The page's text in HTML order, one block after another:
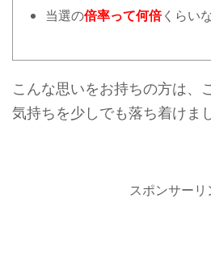
当選の倍率って何倍くらい
こんな思いをお持ちの方は、
気持ちを少しでも落ち着けま
スポンサーリ